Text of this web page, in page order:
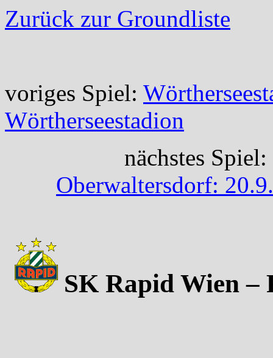
Zurück zur Groundliste
voriges Spiel:
Wörtherseestadion
nächstes Spiel:
Oberwaltersdorf:
SK Rapid Wien –